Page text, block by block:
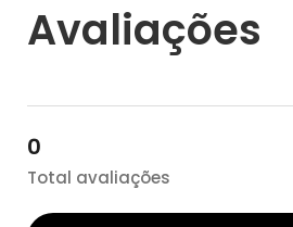
Avaliações
0
Total avaliações